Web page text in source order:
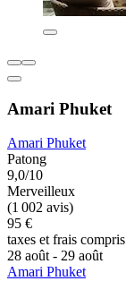
Amari Phuket
Amari Phuket
Patong
9,0/10
Merveilleux
(1 002 avis)
95 €
taxes et frais compris
28 août - 29 août
Amari Phuket